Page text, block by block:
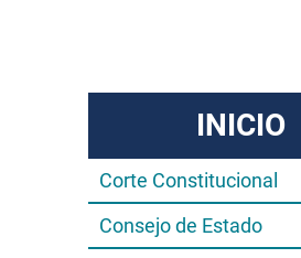
INICIO
Corte Constitucional
Consejo de Estado